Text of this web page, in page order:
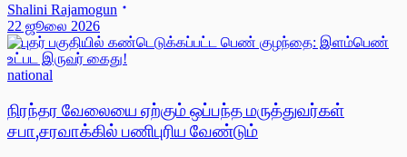
Shalini Rajamogun
22 ஜூலை 2026
national
நிரந்தர வேலையை ஏற்கும் ஒப்பந்த மருத்துவர்கள்
சபா,சரவாக்கில் பணிபுரிய வேண்டும்